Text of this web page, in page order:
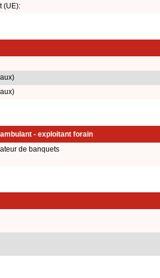
(UE):
- exploitant forain
de banquets